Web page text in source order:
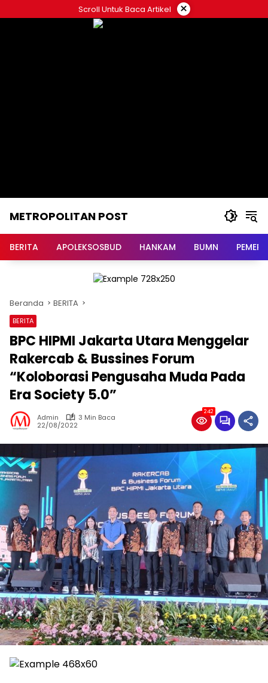
ke
Scroll Untuk Baca Artikel ×
METROPOLITAN POST
BERITA APOLEKSOSBUD HANKAM BUMN
Beranda BERITA
BERITA
BPC HIPMI Jakarta Utara Menggelar
Rakercab & Bussines Forum
“Koloborasi Pengusaha Muda Pada
Era Society 5.0”
Admin
3 Min Baca
22/08/2022
242